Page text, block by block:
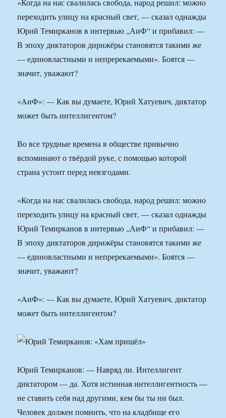
«Когда на нас свалилась свобода, народ решил: можно
переходить улицу на красный свет, — сказал однажды
Юрий Темирканов в интервью „АиФ“ и прибавил: —
В эпоху диктаторов дирижёры становятся такими же
— единовластными и непререкаемыми». Боятся —
значит, уважают?
«AиФ»: — Как вы думаете, Юрий Хатуевич, диктатор
может быть интеллигентом?
Во все трудные времена в обществе привычно
вспоминают о твёрдой руке, с помощью которой
страна устоит перед невзгодами.
«Когда на нас свалилась свобода, народ решил: можно
переходить улицу на красный свет, — сказал однажды
Юрий Темирканов в интервью „АиФ“ и прибавил: —
В эпоху диктаторов дирижёры становятся такими же
— единовластными и непререкаемыми». Боятся —
значит, уважают?
«AиФ»: — Как вы думаете, Юрий Хатуевич, диктатор
может быть интеллигентом?
Юрий Темирканов: — Навряд ли. Интеллигент
диктатором — да. Хотя истинная интеллигентность —
не ставить себя над другими, кем бы ты ни был.
Человек должен помнить, что на кладбище его